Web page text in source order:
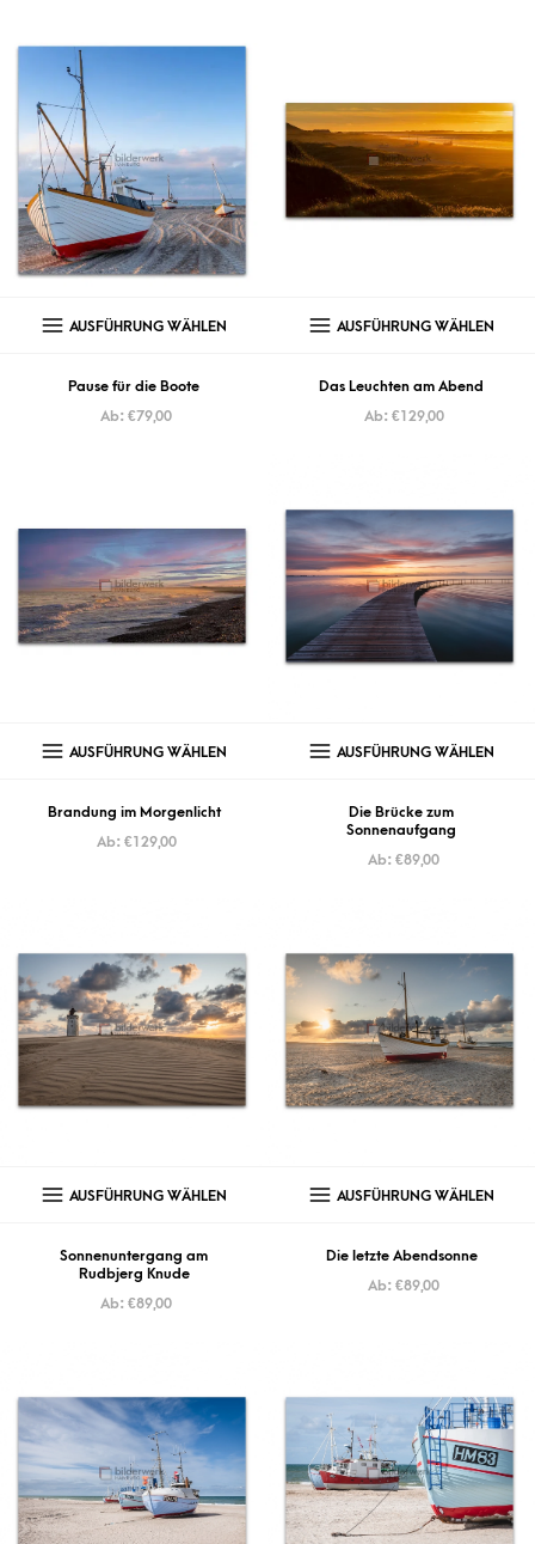
AUSFÜHRUNG WÄHLEN
Pause für die Boote
Ab: €79,00
AUSFÜHRUNG WÄHLEN
Das Leuchten am Abend
Ab: €129,00
AUSFÜHRUNG WÄHLEN
Brandung im Morgenlicht
Ab: €129,00
AUSFÜHRUNG WÄHLEN
Die Brücke zum
Sonnenaufgang
Ab: €89,00
AUSFÜHRUNG WÄHLEN
Sonnenuntergang am
Rudbjerg Knude
Ab: €89,00
AUSFÜHRUNG WÄHLEN
Die letzte Abendsonne
Ab: €89,00